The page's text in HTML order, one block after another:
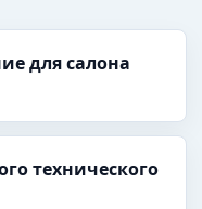
для салона
технического